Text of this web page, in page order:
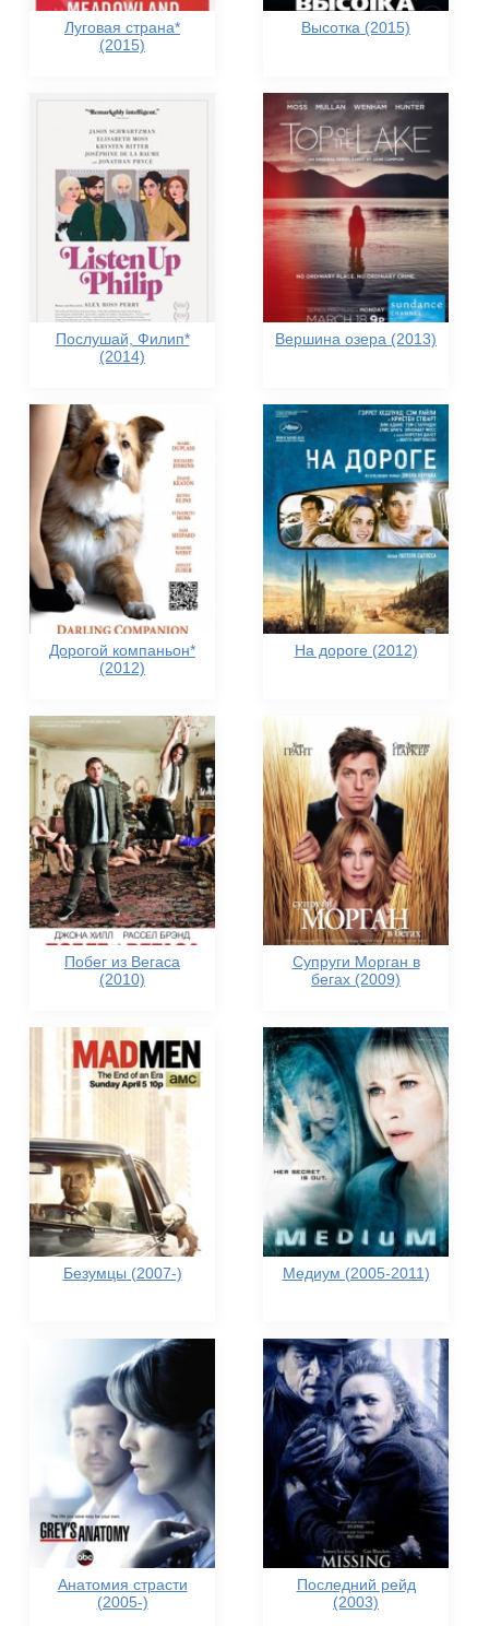
Луговая страна*
(2015)
Высотка (2015)
Послушай, Филип*
(2014)
Вершина озера (2013)
Дорогой компаньон*
(2012)
На дороге (2012)
Побег из Вегаса
(2010)
Супруги Морган в
бегах (2009)
Безумцы (2007-) Медиум (2005-2011)
Анатомия страсти
(2005-)
Последний рейд
(2003)